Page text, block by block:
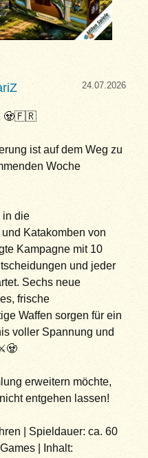
24.07.2026
🧟🇫🇷
ist auf dem Weg zu
Woche
in die
Katakomben von
Kampagne mit 10
und jeder
Sechs neue
frische
Waffen sorgen für ein
voller Spannung und
erweitern möchte,
entgehen lassen!
| Spieldauer: ca. 60
| Inhalt: